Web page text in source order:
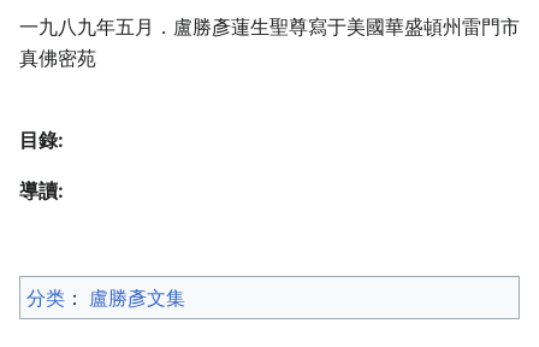
一九八九年五月．盧勝彥蓮生聖尊寫于美國華盛頓州雷門市
真佛密苑
目錄:
導讀:
分类 ：​ 盧勝彥文集